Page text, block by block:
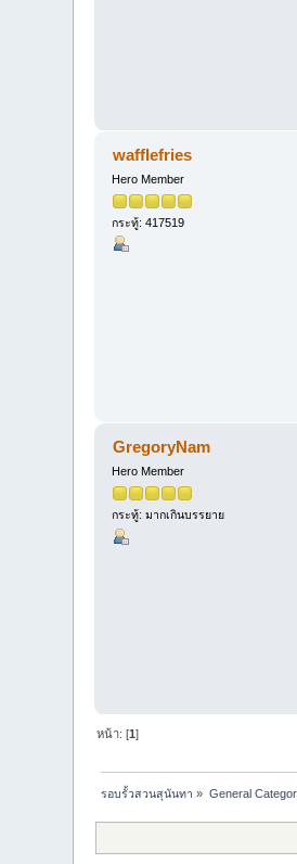
wafflefries
Hero Member
กระทู้: 417519
GregoryNam
Hero Member
กระทู้: มากเกินบรรยาย
หน้า: [1]
รอบรั้วสวนสุนันทา » General